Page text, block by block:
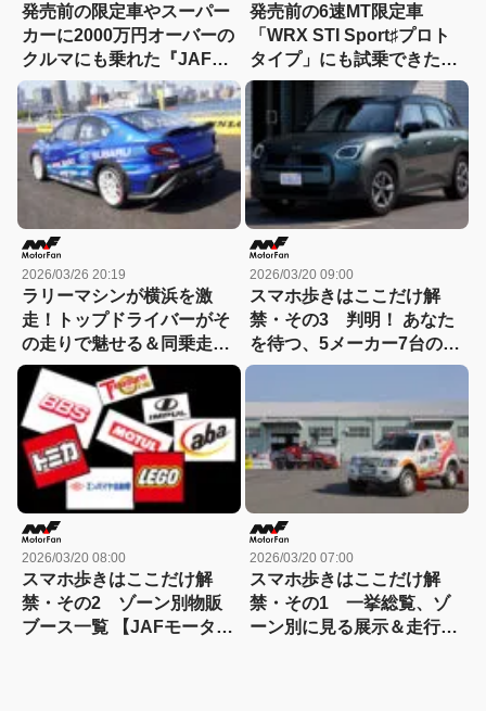
発売前の限定車やスーパー
カーに2000万円オーバーの
クルマにも乗れた『JAFモ
ータースポーツジャパン
2026in横浜』試乗会
発売前の6速MT限定車
「WRX STI Sport♯プロト
タイプ」にも試乗できた
『JAFモータースポーツジ
ャパン2026 in 横浜』
2026/03/26 20:19
ラリーマシンが横浜を激
走！トップドライバーがそ
の走りで魅せる＆同乗走行
は大人気!!『JAFモーター
スポーツジャパン2026in横
浜』
2026/03/20 09:00
スマホ歩きはここだけ解
禁・その3 判明！ あなた
を待つ、5メーカー7台の試
乗車たち 続報「同乗試乗
ツジャパン 2026 in 横浜・
3月20日（金・祝）～21日
（土）】
2026/03/20 08:00
スマホ歩きはここだけ解
禁・その2 ゾーン別物販
ブース一覧 【JAFモーター
2026/03/20 07:00
スマホ歩きはここだけ解
禁・その1 一挙総覧、ゾ
ーン別に見る展示＆走行車